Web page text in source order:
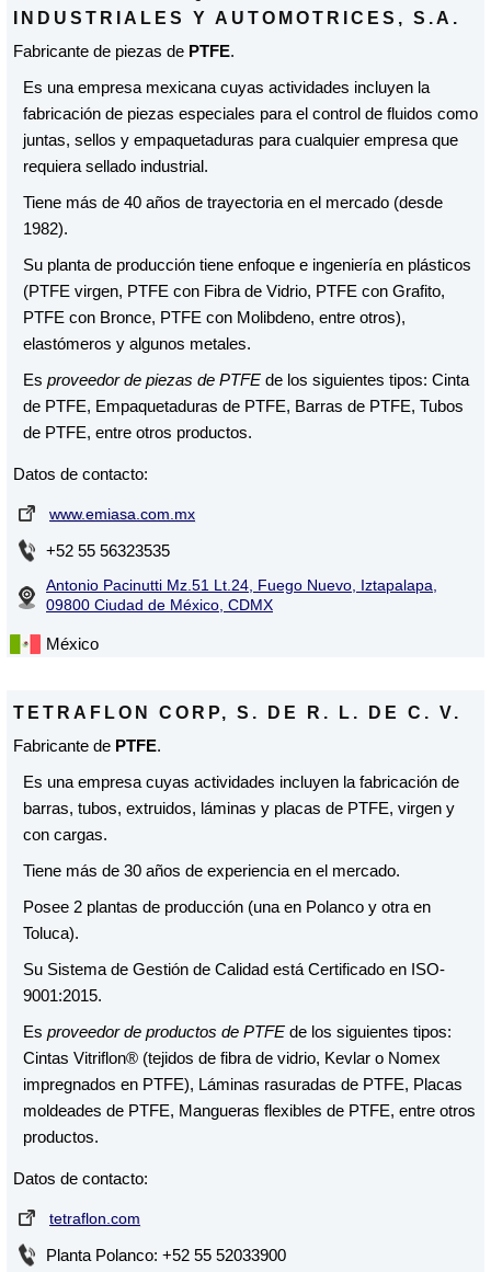
INDUSTRIALES Y AUTOMOTRICES, S.A.
Fabricante de piezas de PTFE.
Es una empresa mexicana cuyas actividades incluyen la
fabricación de piezas especiales para el control de fluidos como
juntas, sellos y empaquetaduras para cualquier empresa que
requiera sellado industrial.
Tiene más de 40 años de trayectoria en el mercado (desde
1982).
Su planta de producción tiene enfoque e ingeniería en plásticos
(PTFE virgen, PTFE con Fibra de Vidrio, PTFE con Grafito,
PTFE con Bronce, PTFE con Molibdeno, entre otros),
elastómeros y algunos metales.
Es proveedor de piezas de PTFE de los siguientes tipos: Cinta
de PTFE, Empaquetaduras de PTFE, Barras de PTFE, Tubos
de PTFE, entre otros productos.
Datos de contacto:
www.emiasa.com.mx
+52 55 56323535
Antonio Pacinutti Mz.51 Lt.24, Fuego Nuevo, Iztapalapa,
09800 Ciudad de México, CDMX
México
TETRAFLON CORP, S. DE R. L. DE C. V.
Fabricante de PTFE.
Es una empresa cuyas actividades incluyen la fabricación de
barras, tubos, extruidos, láminas y placas de PTFE, virgen y
con cargas.
Tiene más de 30 años de experiencia en el mercado.
Posee 2 plantas de producción (una en Polanco y otra en
Toluca).
Su Sistema de Gestión de Calidad está Certificado en ISO-
9001:2015.
Es proveedor de productos de PTFE de los siguientes tipos:
Cintas Vitriflon® (tejidos de fibra de vidrio, Kevlar o Nomex
impregnados en PTFE), Láminas rasuradas de PTFE, Placas
moldeades de PTFE, Mangueras flexibles de PTFE, entre otros
productos.
Datos de contacto:
tetraflon.com
Planta Polanco: +52 55 52033900